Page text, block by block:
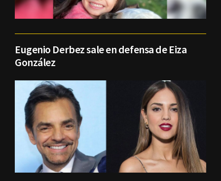
Eugenio Derbez sale en defensa de Eiza
González